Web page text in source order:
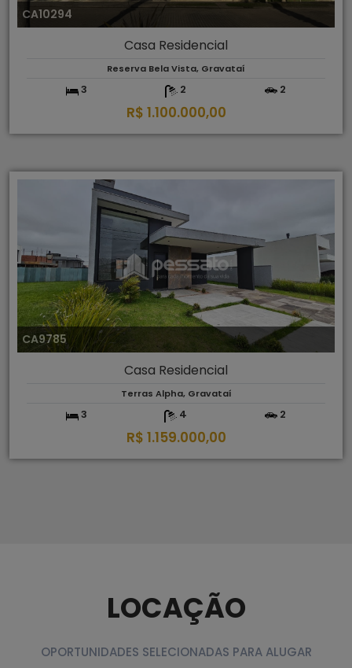
CA10294
Casa Residencial
Reserva Bela Vista, Gravataí
3 2 2
R$ 1.100.000,00
CA9785
Casa Residencial
Terras Alpha, Gravataí
3 4 2
R$ 1.159.000,00
LOCAÇÃO
OPORTUNIDADES SELECIONADAS PARA ALUGAR